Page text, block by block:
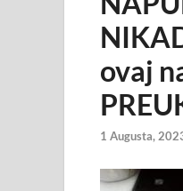
ovaj
1 Augusta,